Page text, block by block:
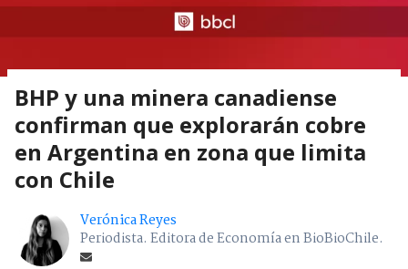
BHP y una minera canadiense
confirman que explorarán cobre
en Argentina en zona que limita
con Chile
Verónica Reyes
Periodista. Editora de Economía en BioBioChile.